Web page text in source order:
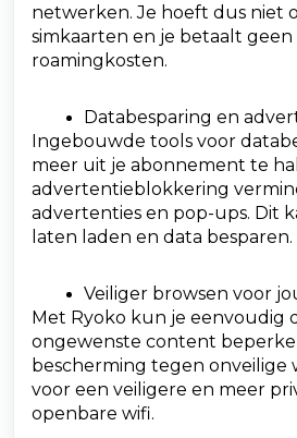
netwerken. Je hoeft dus niet
simkaarten en je betaalt
roamingkosten.
Databesparing en
Ingebouwde tools voor
meer uit je abonnement te
advertentieblokkering
advertenties en pop-ups. Dit
laten laden en data besparen.
Veiliger browsen voor
Met Ryoko kun je eenvoudig
ongewenste content
bescherming tegen onveilige
voor een veiligere en meer
openbare wifi.